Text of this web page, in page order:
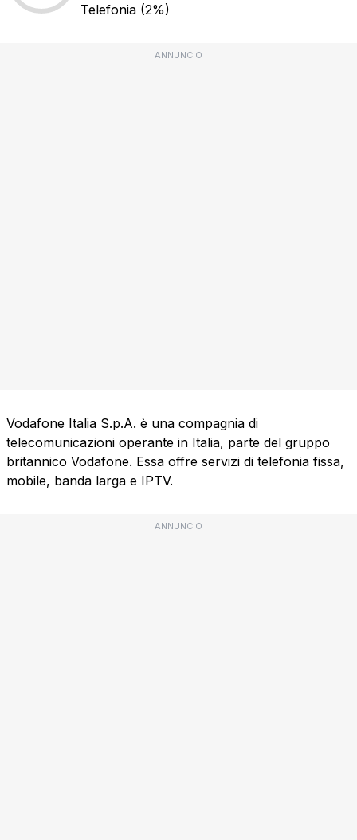
Telefonia (2%)
ANNUNCIO
Vodafone Italia S.p.A. è una compagnia di
telecomunicazioni operante in Italia, parte del gruppo
britannico Vodafone. Essa offre servizi di telefonia fissa,
mobile, banda larga e IPTV.
ANNUNCIO